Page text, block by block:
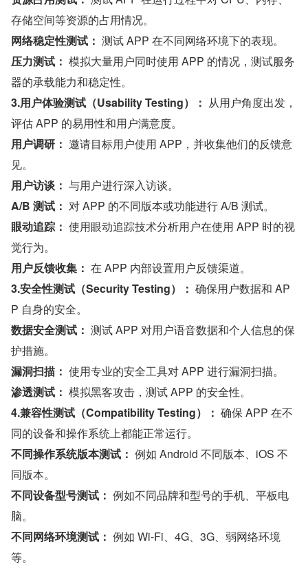
存储空间等资源的占用情况。
网络稳定性测试： 测试 APP 在不同网络环境下的表现。
压力测试： 模拟大量用户同时使用 APP 的情况，测试服务
器的承载能力和稳定性。
3.用户体验测试（Usability Testing）： 从用户角度出发，
评估 APP 的易用性和用户满意度。
用户调研： 邀请目标用户使用 APP，并收集他们的反馈意
见。
用户访谈： 与用户进行深入访谈。
A/B 测试： 对 APP 的不同版本或功能进行 A/B 测试。
眼动追踪： 使用眼动追踪技术分析用户在使用 APP 时的视
觉行为。
用户反馈收集： 在 APP 内部设置用户反馈渠道。
3.安全性测试（Security Testing）： 确保用户数据和 AP
P 自身的安全。
数据安全测试： 测试 APP 对用户语音数据和个人信息的保
护措施。
漏洞扫描： 使用专业的安全工具对 APP 进行漏洞扫描。
渗透测试： 模拟黑客攻击，测试 APP 的安全性。
4.兼容性测试（Compatibility Testing）： 确保 APP 在不
同的设备和操作系统上都能正常运行。
不同操作系统版本测试： 例如 Android 不同版本、iOS 不
同版本。
不同设备型号测试： 例如不同品牌和型号的手机、平板电
脑。
不同网络环境测试： 例如 Wi-Fi、4G、3G、弱网络环境
等。